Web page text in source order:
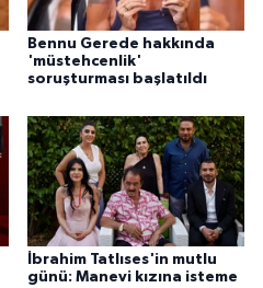
Bennu Gerede hakkında
'müstehcenlik'
soruşturması başlatıldı
İbrahim Tatlıses'in mutlu
günü: Manevi kızına isteme